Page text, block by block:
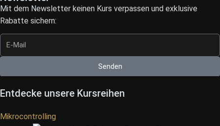
Mit dem Newsletter keinen Kurs verpassen und exklusive
Rabatte sichern:
Senden
Entdecke unsere Kursreihen
Mikrocontrolling